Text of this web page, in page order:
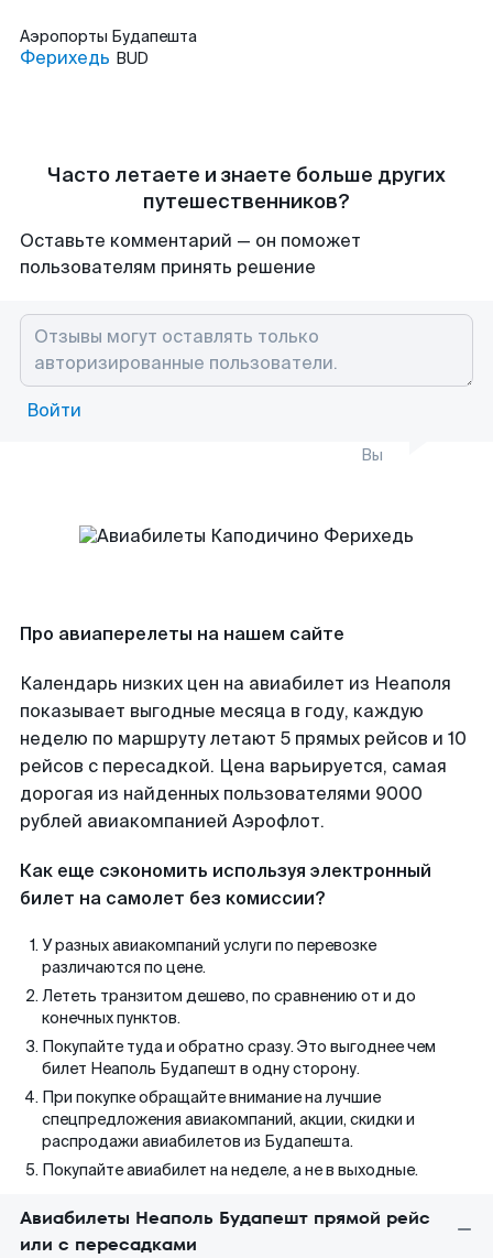
Аэропорты Будапешта
Ферихедь BUD
Часто летаете и знаете больше других
путешественников?
Оставьте комментарий — он поможет
пользователям принять решение
Войти
Вы
Про авиаперелеты на нашем сайте
Календарь низких цен на авиабилет из Неаполя
показывает выгодные месяца в году, каждую
неделю по маршруту летают 5 прямых рейсов и 10
рейсов с пересадкой. Цена варьируется, самая
дорогая из найденных пользователями 9000
рублей авиакомпанией Аэрофлот.
Как еще сэкономить используя электронный
билет на самолет без комиссии?
У разных авиакомпаний услуги по перевозке
различаются по цене.
Лететь транзитом дешево, по сравнению от и до
конечных пунктов.
Покупайте туда и обратно сразу. Это выгоднее чем
билет Неаполь Будапешт в одну сторону.
При покупке обращайте внимание на лучшие
спецпредложения авиакомпаний, акции, скидки и
распродажи авиабилетов из Будапешта.
Покупайте авиабилет на неделе, а не в выходные.
Авиабилеты Неаполь Будапешт прямой рейс
или с пересадками